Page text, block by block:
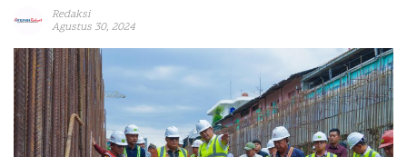
Redaksi
Agustus 30, 2024